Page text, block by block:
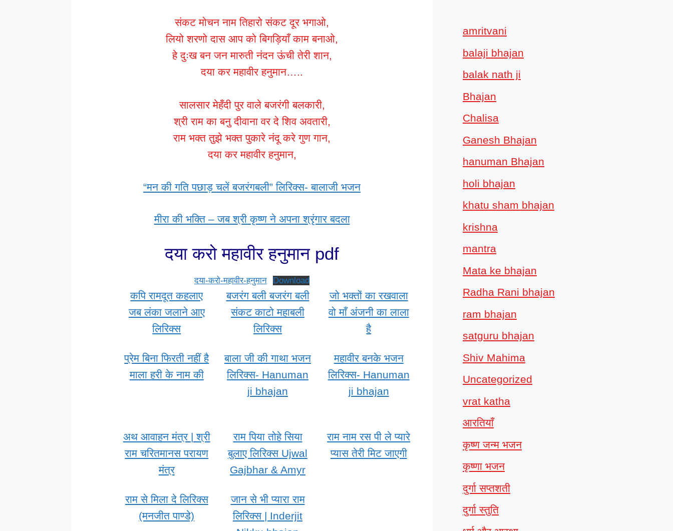
संकट मोचन नाम तिहारो संकट दूर भगाओ,
लियो शरणो दास आप को बिगड़ियाँ काम बनाओ,
हे दुःख बन जन मारुती नंदन ऊंची तेरी शान,
दया कर महावीर हनुमान…..
सालसार मेहँदी पुर वाले बजरंगी बलकारी,
श्री राम का बनु दीवाना वर दे शिव अवतारी,
राम भक्त तुझे भक्त पुकारे नंदू करे गुण गान,
दया कर महावीर हनुमान,
“मन की गति पछाड़ चलें बजरंगबली” लिरिक्स- बालाजी भजन
मीरा की भक्ति – जब श्री कृष्ण ने अपना श्रृंगार बदला
दया करो महावीर हनुमान pdf
दया-करो-महावीर-हनुमान Download
कपि रामदूत कहलाए
जब लंका जलाने आए
लिरिक्स
बजरंग बली बजरंग बली
संकट काटो महाबली
लिरिक्स
जो भक्तों का रखवाला
वो माँ अंजनी का लाला
है
प्रेम बिना फिरती नहीं है
माला हरी के नाम की
बाला जी की गाथा भजन
लिरिक्स- Hanuman
ji bhajan
महावीर बनके भजन
लिरिक्स- Hanuman
ji bhajan
अथ आवाहन मंत्र | श्री
राम चरितमानस परायण
मंत्र
राम पिया तोहे सिया
बुलाए लिरिक्स Ujwal
Gajbhar & Amyr
राम नाम रस पी ले प्यारे
प्यास तेरी मिट जाएगी
राम से मिला दे लिरिक्स
(मनजीत पाण्डे)
जान से भी प्यारा राम
लिरिक्स | Inderjit
amritvani
balaji bhajan
balak nath ji
Bhajan
Chalisa
Ganesh Bhajan
hanuman Bhajan
holi bhajan
khatu sham bhajan
krishna
mantra
Mata ke bhajan
Radha Rani bhajan
ram bhajan
satguru bhajan
Shiv Mahima
Uncategorized
vrat katha
आरतियाँ
कृष्ण जन्म भजन
कृष्णा भजन
दुर्गा सप्तशती
दुर्गा स्तुति